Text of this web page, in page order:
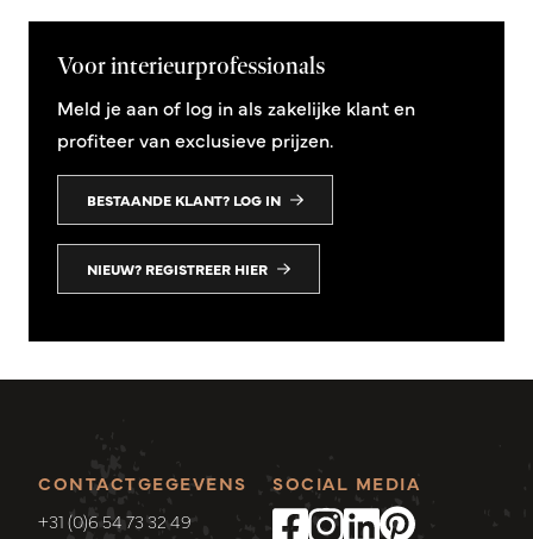
Voor interieurprofessionals
Meld je aan of log in als zakelijke klant en
profiteer van exclusieve prijzen.
BESTAANDE KLANT? LOG IN
NIEUW? REGISTREER HIER
CONTACTGEGEVENS
+31 (0)6 54 73 32 49
SOCIAL MEDIA